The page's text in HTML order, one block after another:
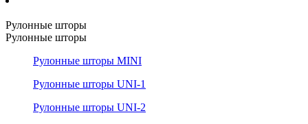
Рулонные шторы
Рулонные шторы
Рулонные шторы MINI
Рулонные шторы UNI-1
Рулонные шторы UNI-2